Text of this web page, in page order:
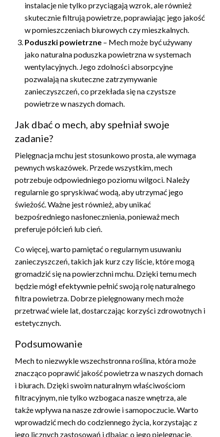
instalacje nie tylko przyciągają wzrok, ale również
skutecznie filtrują powietrze, poprawiając jego jakość
w pomieszczeniach biurowych czy mieszkalnych.
Poduszki powietrzne – Mech może być używany
jako naturalna poduszka powietrzna w systemach
wentylacyjnych. Jego zdolności absorpcyjne
pozwalają na skuteczne zatrzymywanie
zanieczyszczeń, co przekłada się na czystsze
powietrze w naszych domach.
Jak dbać o mech, aby spełniał swoje
zadanie?
Pielęgnacja mchu jest stosunkowo prosta, ale wymaga
pewnych wskazówek. Przede wszystkim, mech
potrzebuje odpowiedniego poziomu wilgoci. Należy
regularnie go spryskiwać wodą, aby utrzymać jego
świeżość. Ważne jest również, aby unikać
bezpośredniego nasłonecznienia, ponieważ mech
preferuje półcień lub cień.
Co więcej, warto pamiętać o regularnym usuwaniu
zanieczyszczeń, takich jak kurz czy liście, które mogą
gromadzić się na powierzchni mchu. Dzięki temu mech
będzie mógł efektywnie pełnić swoją rolę naturalnego
filtra powietrza. Dobrze pielęgnowany mech może
przetrwać wiele lat, dostarczając korzyści zdrowotnych i
estetycznych.
Podsumowanie
Mech to niezwykle wszechstronna roślina, która może
znacząco poprawić jakość powietrza w naszych domach
i biurach. Dzięki swoim naturalnym właściwościom
filtracyjnym, nie tylko wzbogaca nasze wnętrza, ale
także wpływa na nasze zdrowie i samopoczucie. Warto
wprowadzić mech do codziennego życia, korzystając z
jego licznych zastosowań i dbając o jego pielęgnację.